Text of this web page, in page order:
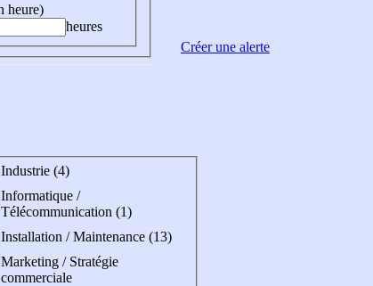
heure)
heures
Industrie (4)
Informatique /
Télécommunication (1)
Installation / Maintenance (13)
Marketing / Stratégie
commerciale
Créer une alerte